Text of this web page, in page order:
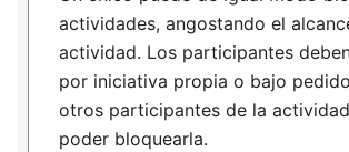
actividades, angostando el
actividad. Los participantes
por iniciativa propia o bajo
otros participantes de la
poder bloquearla.